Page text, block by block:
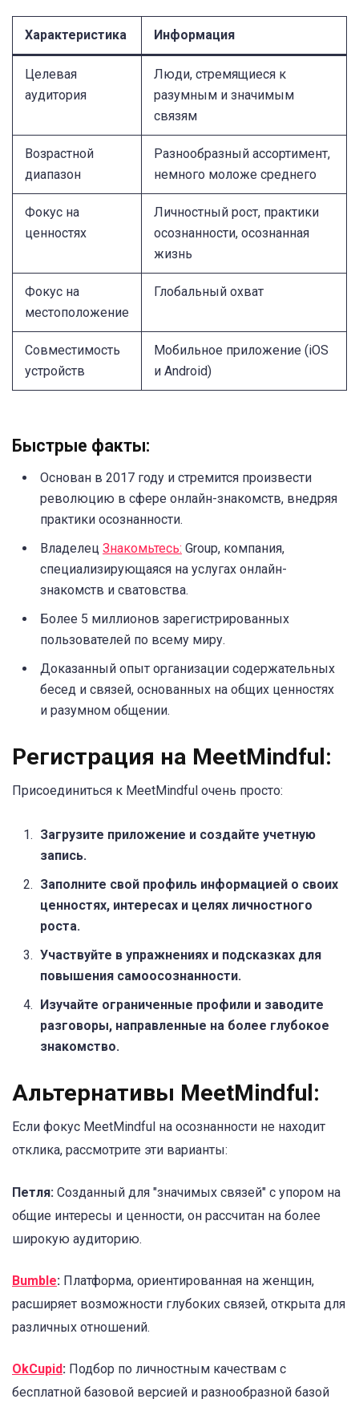
Характеристика Информация
Целевая
аудитория
Люди, стремящиеся к
разумным и значимым
связям
Возрастной
диапазон
Разнообразный ассортимент,
немного моложе среднего
Фокус на
ценностях
Личностный рост, практики
осознанности, осознанная
жизнь
Фокус на
местоположение
Глобальный охват
Совместимость
устройств
Мобильное приложение (iOS
и Android)
Быстрые факты:
Основан в 2017 году и стремится произвести
революцию в сфере онлайн-знакомств, внедряя
практики осознанности.
Владелец Знакомьтесь: Group, компания,
специализирующаяся на услугах онлайн-
знакомств и сватовства.
Более 5 миллионов зарегистрированных
пользователей по всему миру.
Доказанный опыт организации содержательных
бесед и связей, основанных на общих ценностях
и разумном общении.
Регистрация на MeetMindful:
Присоединиться к MeetMindful очень просто:
Загрузите приложение и создайте учетную
запись.
Заполните свой профиль информацией о своих
ценностях, интересах и целях личностного
роста.
Участвуйте в упражнениях и подсказках для
повышения самоосознанности.
Изучайте ограниченные профили и заводите
разговоры, направленные на более глубокое
знакомство.
Альтернативы MeetMindful:
Если фокус MeetMindful на осознанности не находит
отклика, рассмотрите эти варианты:
Петля: Созданный для "значимых связей" с упором на
общие интересы и ценности, он рассчитан на более
широкую аудиторию.
Bumble: Платформа, ориентированная на женщин,
расширяет возможности глубоких связей, открыта для
различных отношений.
OkCupid: Подбор по личностным качествам с
бесплатной базовой версией и разнообразной базой